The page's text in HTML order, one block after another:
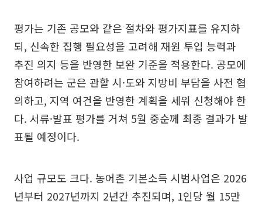
평가는 기존 공모와 같은 절차와 평가지표를 유지하
되, 신속한 집행 필요성을 고려해 재원 투입 능력과
추진 의지 등을 반영한 보완 기준을 적용한다. 공모에
참여하려는 군은 관할 시·도와 지방비 부담을 사전 협
의하고, 지역 여건을 반영한 계획을 세워 신청해야 한
다. 서류·발표 평가를 거쳐 5월 중순께 최종 결과가 발
표될 예정이다.
사업 규모도 크다. 농어촌 기본소득 시범사업은 2026
년부터 2027년까지 2년간 추진되며, 1인당 월 15만